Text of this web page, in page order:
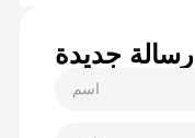
رسالة جديدة